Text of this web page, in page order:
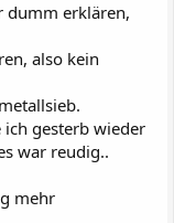
dumm erklären,
also kein
gesterb wieder
war reudig..
mehr